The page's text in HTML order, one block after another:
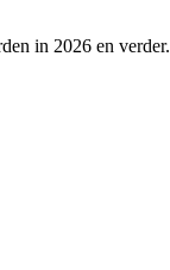
in 2026 en verder.